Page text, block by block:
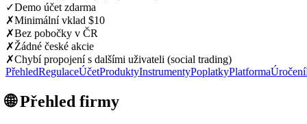
✓Demo účet zdarma
✗Minimální vklad $10
✗Bez pobočky v ČR
✗Žádné české akcie
✗Chybí propojení s dalšími uživateli (social trading)
PřehledRegulaceÚčetProduktyInstrumentyPoplatkyPlatformaÚročení
🌐 Přehled firmy